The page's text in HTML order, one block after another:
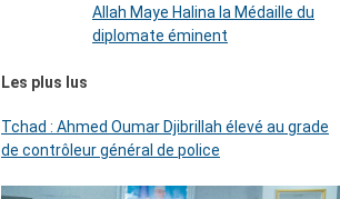
Allah Maye Halina la Médaille du
diplomate éminent
Les plus lus
Tchad : Ahmed Oumar Djibrillah élevé au grade
de contrôleur général de police